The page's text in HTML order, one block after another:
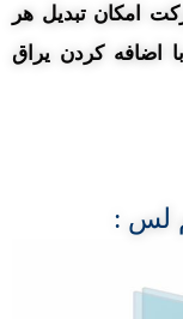
امکان تبدیل هر
اضافه کردن یراق
لس :